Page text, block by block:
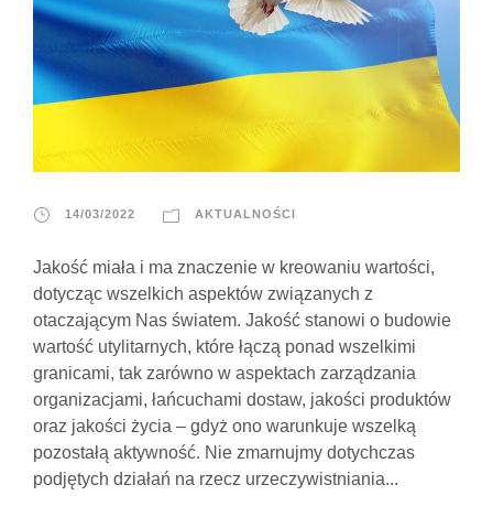
14/03/2022 AKTUALNOŚCI
Jakość miała i ma znaczenie w kreowaniu wartości,
dotycząc wszelkich aspektów związanych z
otaczającym Nas światem. Jakość stanowi o budowie
wartość utylitarnych, które łączą ponad wszelkimi
granicami, tak zarówno w aspektach zarządzania
organizacjami, łańcuchami dostaw, jakości produktów
oraz jakości życia – gdyż ono warunkuje wszelką
pozostałą aktywność. Nie zmarnujmy dotychczas
podjętych działań na rzecz urzeczywistniania...